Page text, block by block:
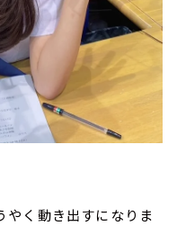
やく動き出すになりま